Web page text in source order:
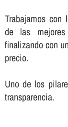
Trabajamos con
de las mejores
finalizando con
precio.
Uno de los
transparencia.